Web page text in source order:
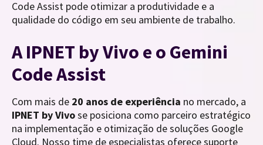
Code Assist pode otimizar a produtividade e a
qualidade do código em seu ambiente de trabalho.
A IPNET by Vivo e o Gemini
Code Assist
Com mais de 20 anos de experiência no mercado, a
IPNET by Vivose posiciona como parceiro estratégico
na implementação e otimização de soluções Google
Cloud. Nosso time de especialistas oferece suporte